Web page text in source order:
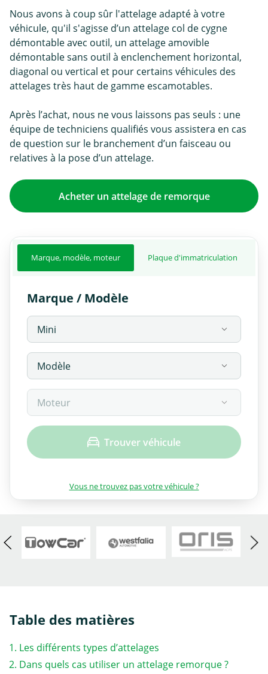
Nous avons à coup sûr l'attelage adapté à votre
véhicule, qu'il s'agisse d’un attelage col de cygne
démontable avec outil, un attelage amovible
démontable sans outil à enclenchement horizontal,
diagonal ou vertical et pour certains véhicules des
attelages très haut de gamme escamotables.
Après l’achat, nous ne vous laissons pas seuls : une
équipe de techniciens qualifiés vous assistera en cas
de question sur le branchement d’un faisceau ou
relatives à la pose d’un attelage.
Acheter un attelage de remorque
Marque, modèle, moteur Plaque d'immatriculation
Marque / Modèle
Trouver véhicule
Vous ne trouvez pas votre véhicule ?
Table des matières
Les différents types d’attelages
Dans quels cas utiliser un attelage remorque ?